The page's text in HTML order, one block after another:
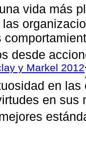
vida más
desde
y Markel 2012
en
en sus